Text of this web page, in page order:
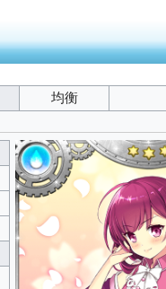
均衡